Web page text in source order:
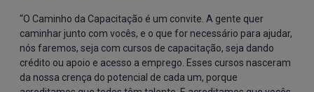
“O Caminho da Capacitação é um convite. A gente quer
caminhar junto com vocês, e o que for necessário para ajudar,
nós faremos, seja com cursos de capacitação, seja dando
crédito ou apoio e acesso a emprego. Esses cursos nasceram
da nossa crença do potencial de cada um, porque